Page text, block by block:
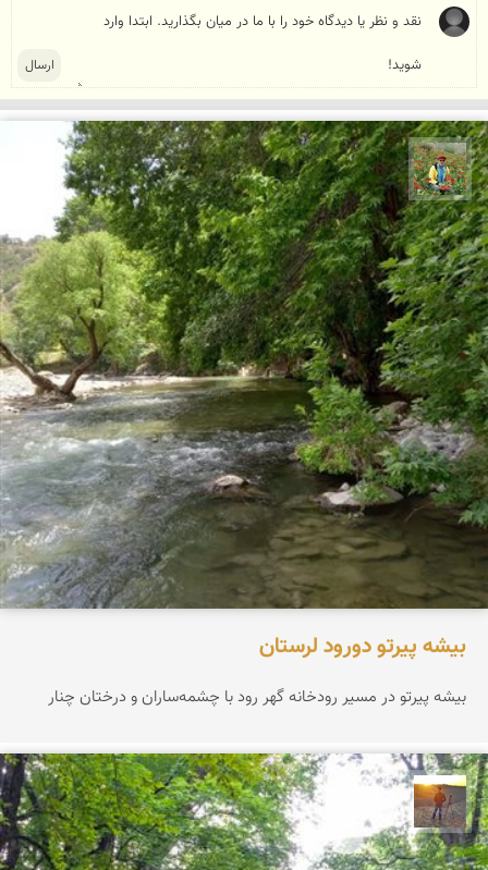
اسفندیار خدایی
بیشه پیرتو دورود لرستان
بیشه پیرتو در مسیر رودخانه گهر رود با چشمه‌ساران و درختان چنار